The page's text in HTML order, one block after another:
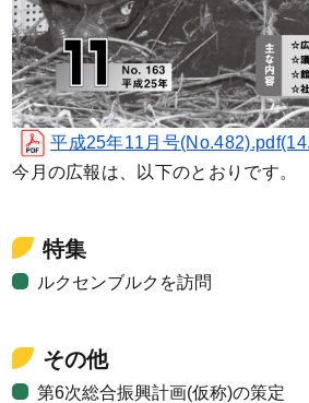
平成25年11月号
今月の広報は、以下のとおりです。
特集
ルクセンブルクを訪問
その他
第6次総合振興計画(仮称)の策定